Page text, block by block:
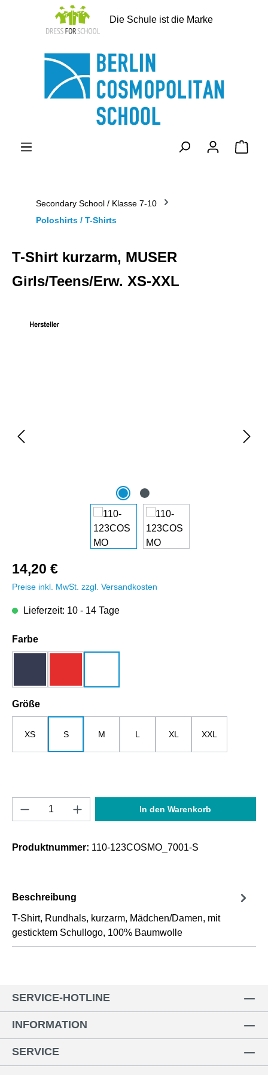
springen
Die Schule ist die Marke
Secondary School / Klasse 7-10
Poloshirts / T-Shirts
T-Shirt kurzarm, MUSER
Girls/Teens/Erw. XS-XXL
14,20 €
Preise inkl. MwSt. zzgl. Versandkosten
Lieferzeit: 10 - 14 Tage
Farbeauswählen
Größeauswählen
XS S M L XL XXL
Produkt Anzahl: Gib den gewünschten
In den Warenkorb
Produktnummer: 110-123COSMO_7001-S
Beschreibung
T-Shirt, Rundhals, kurzarm, Mädchen/Damen, mit
gesticktem Schullogo, 100% Baumwolle
SERVICE-HOTLINE
INFORMATION
SERVICE